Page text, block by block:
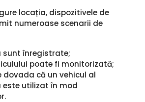
locația, dispozitivele de
numeroase scenarii de
sunt înregistrate;
poate fi monitorizată;
dovada că un vehicul al
este utilizat în mod